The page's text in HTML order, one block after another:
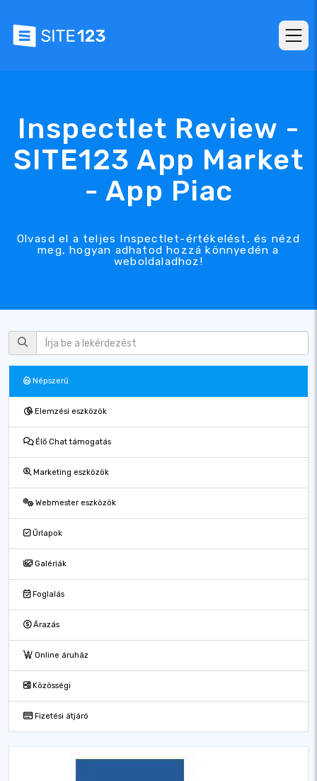
Inspectlet Review -
SITE123 App Market
- App Piac
Olvasd el a teljes Inspectlet-értékelést, és nézd
meg, hogyan adhatod hozzá könnyedén a
weboldaladhoz!
Népszerű
Elemzési eszközök
Élő Chat támogatás
Marketing eszközök
Webmester eszközök
Űrlapok
Galériák
Foglalás
Árazás
Online áruház
Közösségi
Fizetési átjáró